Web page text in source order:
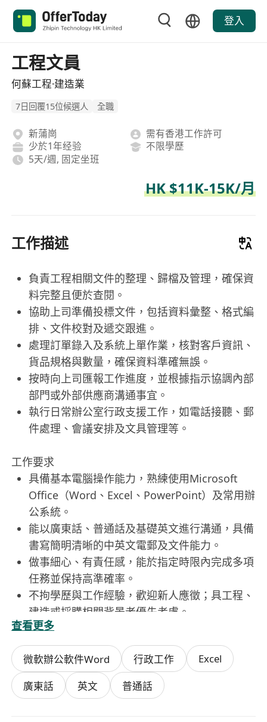
登入
工程文員
何蘇工程·建造業
7日回覆15位候選人 全職
新蒲崗
需有香港工作許可
少於1年经验
不限學歷
5天/週, 固定坐班
HK $11K-15K/月
工作描述
負責工程相關文件的整理、歸檔及管理，確保資
料完整且便於查閱。
協助上司準備投標文件，包括資料彙整、格式編
排、文件校對及遞交跟進。
處理訂單錄入及系統上單作業，核對客戶資訊、
貨品規格與數量，確保資料準確無誤。
按時向上司匯報工作進度，並根據指示協調內部
部門或外部供應商溝通事宜。
執行日常辦公室行政支援工作，如電話接聽、郵
件處理、會議安排及文具管理等。
工作要求
具備基本電腦操作能力，熟練使用Microsoft
Office（Word、Excel、PowerPoint）及常用辦
公系統。
能以廣東話、普通話及基礎英文進行溝通，具備
書寫簡明清晰的中英文電郵及文件能力。
做事細心、有責任感，能於指定時限內完成多項
任務並保持高準確率。
不拘學歷與工作經驗，歡迎新人應徵；具工程、
建造或採購相關背景者優先考慮。
須持有合法在港工作資格，符合以下其中一項：
香港永久性居民身份、高才通、優才通、
IANG、受養人簽證或其他有效工作許可。
福利
查看更多
微軟辦公軟件Word 行政工作 Excel
廣東話 英文 普通話